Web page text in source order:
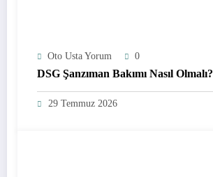
Oto Usta Yorum 0
DSG Şanzıman Bakımı Nasıl Olmalı?
29 Temmuz 2026